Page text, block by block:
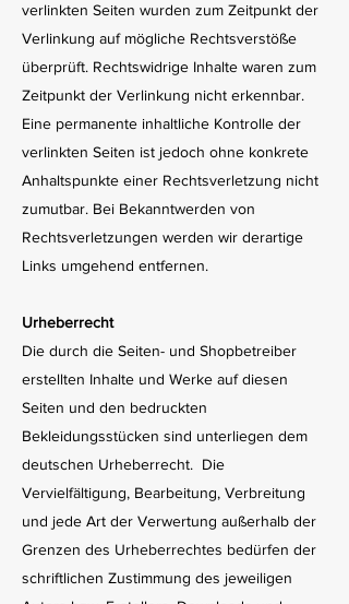
verlinkten Seiten wurden zum Zeitpunkt der
Verlinkung auf mögliche Rechtsverstöße
überprüft. Rechtswidrige Inhalte waren zum
Zeitpunkt der Verlinkung nicht erkennbar.
Eine permanente inhaltliche Kontrolle der
verlinkten Seiten ist jedoch ohne konkrete
Anhaltspunkte einer Rechtsverletzung nicht
zumutbar. Bei Bekanntwerden von
Rechtsverletzungen werden wir derartige
Links umgehend entfernen.
Urheberrecht
Die durch die Seiten- und Shopbetreiber
erstellten Inhalte und Werke auf diesen
Seiten und den bedruckten
Bekleidungsstücken sind unterliegen dem
deutschen Urheberrecht. Die
Vervielfältigung, Bearbeitung, Verbreitung
und jede Art der Verwertung außerhalb der
Grenzen des Urheberrechtes bedürfen der
schriftlichen Zustimmung des jeweiligen